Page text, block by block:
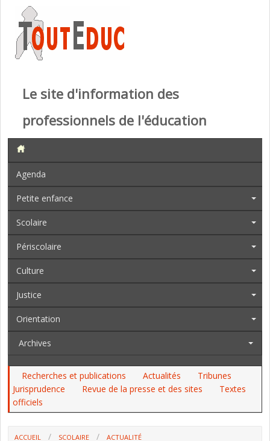
Le site d'information des
professionnels de l'éducation
Agenda
Petite enfance
Scolaire
Périscolaire
Culture
Justice
Orientation
Archives
Recherches et publications Actualités
Tribunes
Jurisprudence
Revue de la presse et des sites
Textes
officiels
ACCUEIL SCOLAIRE
ACTUALITÉ